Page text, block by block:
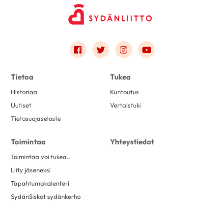
Link to facebook
Link to twitter
Link to instagram
Link to youtube
Tietoa
Historiaa
Uutiset
Tietosuojaseloste
Tukea
Kuntoutus
Vertaistuki
Toimintaa
Toimintaa voi tukea..
Liity jäseneksi
Tapahtumakalenteri
SydänSiskot sydänkerho
Yhteystiedot